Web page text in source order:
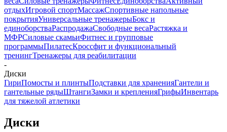
отдыхИгровой спортМассажСпортивные напольные
покрытияУниверсальные тренажерыБокс и
единоборстваРаспродажаСвободные весаРастяжка и
МФРСиловые скамьиФитнес и групповые
программыПилатесКроссфит и функциональный
тренингТренажеры для реабилитации
-
Диски
ГириПомосты и плинтыПодставки для храненияГантели и
гантельные рядыШтангиЗамки и крепленияГрифыИнвентарь
для тяжелой атлетики
Диски